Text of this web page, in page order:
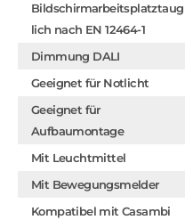
Bildschirmarbeitsplatztaug
lich nach EN 12464-1
Dimmung DALI
Geeignet für Notlicht
Geeignet für
Aufbaumontage
Mit Leuchtmittel
Mit Bewegungsmelder
Kompatibel mit Casambi